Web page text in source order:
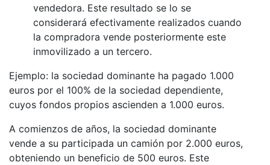
vendedora. Este resultado se lo se
considerará efectivamente realizados cuando
la compradora vende posteriormente este
inmovilizado a un tercero.
Ejemplo: la sociedad dominante ha pagado 1.000
euros por el 100% de la sociedad dependiente,
cuyos fondos propios ascienden a 1.000 euros.
A comienzos de años, la sociedad dominante
vende a su participada un camión por 2.000 euros,
obteniendo un beneficio de 500 euros. Este